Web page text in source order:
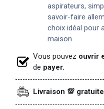
aspirateurs,
savoir-faire
choix idéal pour
maison.
Vous pouvez ouvrir
de payer.
Livraison 💯